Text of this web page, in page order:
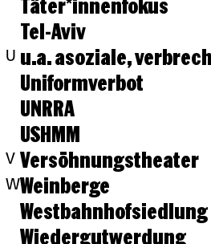
Tel-Aviv
U u.a. asoziale,
Uniformverbot
UNRRA
USHMM
V Versöhnungstheater
WWeinberge
Westbahnhofsiedlung
Wiedergutwerdung